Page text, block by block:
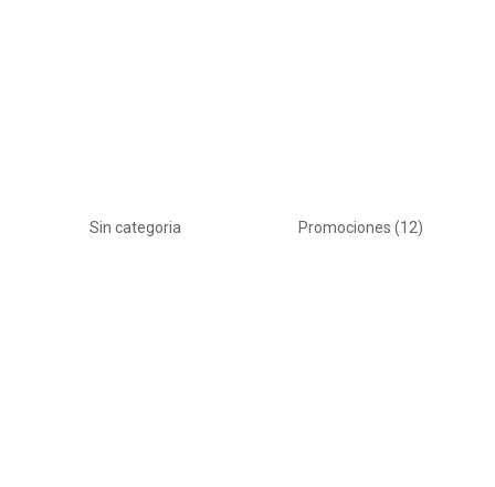
Sin categoria Promociones (12)